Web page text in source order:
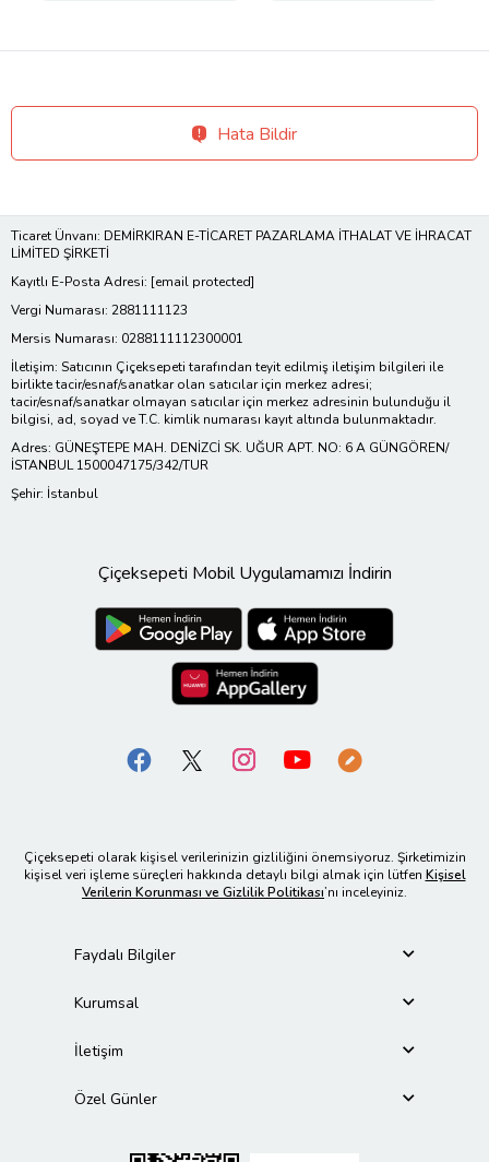
Hata Bildir
Ticaret Ünvanı: DEMİRKIRAN E-TİCARET PAZARLAMA İTHALAT VE İHRACAT
LİMİTED ŞİRKETİ
Kayıtlı E-Posta Adresi: [email protected]
Vergi Numarası: 2881111123
Mersis Numarası: 0288111112300001
İletişim: Satıcının Çiçeksepeti tarafından teyit edilmiş iletişim bilgileri ile
birlikte tacir/esnaf/sanatkar olan satıcılar için merkez adresi;
tacir/esnaf/sanatkar olmayan satıcılar için merkez adresinin bulunduğu il
bilgisi, ad, soyad ve T.C. kimlik numarası kayıt altında bulunmaktadır.
Adres: GÜNEŞTEPE MAH. DENİZCİ SK. UĞUR APT. NO: 6 A GÜNGÖREN/
İSTANBUL 1500047175/342/TUR
Şehir: İstanbul
Çiçeksepeti Mobil Uygulamamızı İndirin
Çiçeksepeti olarak kişisel verilerinizin gizliliğini önemsiyoruz. Şirketimizin
kişisel veri işleme süreçleri hakkında detaylı bilgi almak için lütfen Kişisel
Verilerin Korunması ve Gizlilik Politikası’nı inceleyiniz.
Faydalı Bilgiler
Kurumsal
İletişim
Özel Günler